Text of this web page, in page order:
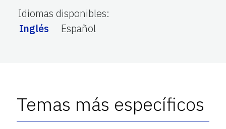
Idiomas disponibles:
Inglés
Español
Temas más específicos